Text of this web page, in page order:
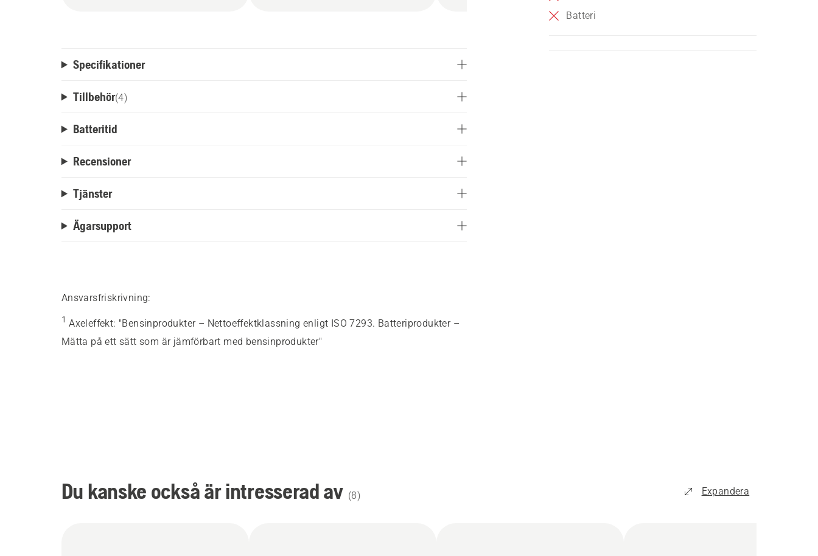
Batteri
Specifikationer
Tillbehör(4)
Batteritid
Recensioner
Tjänster
Ägarsupport
Ansvarsfriskrivning:
1 Axeleffekt: "Bensinprodukter – Nettoeffektklassning enligt ISO 7293. Batteriprodukter –
Mätta på ett sätt som är jämförbart med bensinprodukter"
Du kanske också är intresserad av (8) Expandera